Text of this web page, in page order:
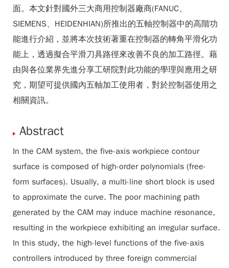
面。本文針對國外三大商用控制器廠商(FANUC、
SIEMENS、HEIDENHIAN)所推出的五軸控制器中的高階功
能進行介紹，並將本次技術著重在控制器的轉角平滑化功
能上，透過擬合平滑刀具路徑來改善不良的加工路徑。藉
由與各位業界先進分享工研院對此功能的學理與應用之研
究，期望可提供國內五軸加工使用者，對於控制器使用之
相關資訊。
Abstract
In the CAM system, the five-axis workpiece contour
surface is composed of high-order polynomials (free-
form surfaces). Usually, a multi-line short block is used
to approximate the curve. The poor machining path
generated by the CAM may induce machine resonance,
resulting in the workpiece exhibiting an irregular surface.
In this study, the high-level functions of the five-axis
controllers introduced by three foreign commercial